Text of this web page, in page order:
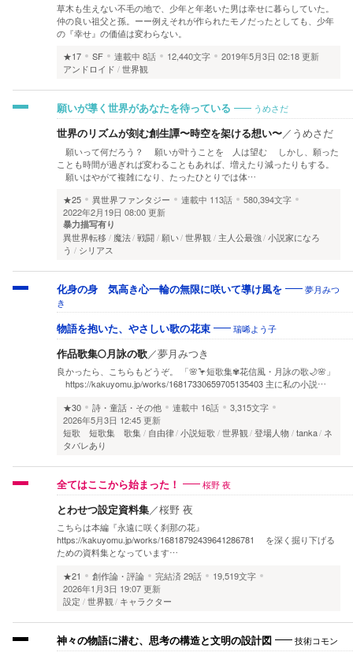
草木も生えない不毛の地で、少年と年老いた男は幸せに暮らしていた。
仲の良い祖父と孫。ーー例えそれが作られたモノだったとしても、少年
の『幸せ』の価値は変わらない。
★17
SF 連載中 8話 12,440文字
2019年5月3日 02:18 更新
アンドロイド
世界観
願いが導く世界があなたを待っている うめさだ
世界のリズムが刻む創生譚〜時空を架ける想い〜／ うめさだ
願いって何だろう？ 願いが叶うことを 人は望む しかし、願った
ことも時間が過ぎれば変わることもあれば、増えたり減ったりもする。
願いはやがて複雑になり、たったひとりでは体…
★25
異世界ファンタジー 連載中 113話
580,394文字
2022年2月19日 08:00 更新
暴力描写有り
異世界転移 魔法 戦闘 願い 世界観 主人公最強 小説家になろ
う
シリアス
化身の身 気高き心一輪の無限に咲いて導け風を
夢月みつ
き
物語を抱いた、やさしい歌の花束 瑞唏よう子
作品歌集🌕月詠の歌／夢月みつき
良かったら、こちらもどうぞ。 「🌸🦩短歌集✾花信風・月詠の歌🌙🌸」
https://kakuyomu.jp/works/16817330659705135403 主に私の小説…
★30
詩・童話・その他 連載中 16話
3,315文字
2026年5月3日 12:45 更新
短歌 短歌集 歌集
自由律 小説短歌 世界観 登場人物 tanka ネ
タバレあり
全てはここから始まった！ 桜野 夜
とわせつ設定資料集／桜野 夜
こちらは本編『永遠に咲く刹那の花』
https://kakuyomu.jp/works/16818792439641286781 を深く掘り下げる
ための資料集となっています…
★21
創作論・評論 完結済29話
19,519文字
2026年1月3日 19:07 更新
設定
世界観 キャラクター
神々の物語に潜む、思考の構造と文明の設計図 技術コモン